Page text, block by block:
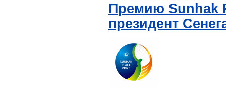
Премию Sunhak
президент